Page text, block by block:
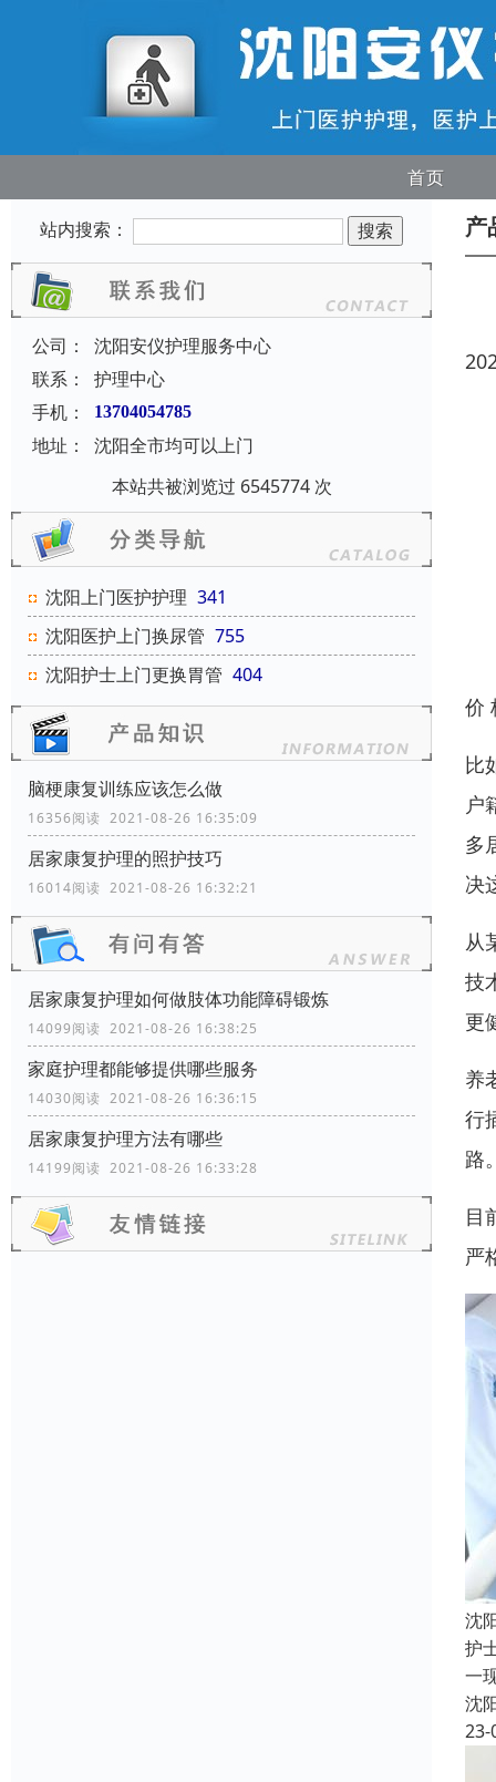
首页
站内搜索：
公司：
沈阳安仪护理服务中心
联系：
护理中心
手机：
13704054785
地址：
沈阳全市均可以上门
本站共被浏览过 6545774 次
沈阳上门医护护理 341
沈阳医护上门换尿管 755
沈阳护士上门更换胃管 404
脑梗康复训练应该怎么做
16356阅读 2021-08-26 16:35:09
居家康复护理的照护技巧
16014阅读 2021-08-26 16:32:21
居家康复护理如何做肢体功能障碍锻炼
14099阅读 2021-08-26 16:38:25
家庭护理都能够提供哪些服务
14030阅读 2021-08-26 16:36:15
居家康复护理方法有哪些
14199阅读 2021-08-26 16:33:28
产
价
比
户
多
决
从
技
更
养
行
路
目
严
沈
护
一
沈
23-